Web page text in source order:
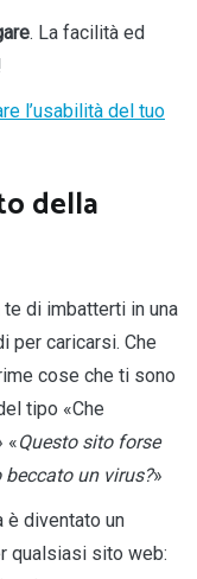
. La facilità ed
l’usabilità del tuo
della
di imbatterti in una
per caricarsi. Che
cose che ti sono
tipo «Che
«Questo sito forse
beccato un virus?»
è diventato un
qualsiasi sito web: